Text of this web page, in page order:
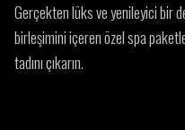
Gerçekten lüks ve yenileyici bir
birleşimini içeren özel spa
tadını çıkarın.